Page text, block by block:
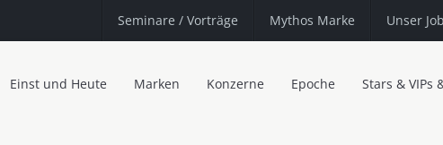
Seminare / Vorträge Mythos Marke Unser Job
Einst und Heute Marken Konzerne Epoche Stars & VIPs